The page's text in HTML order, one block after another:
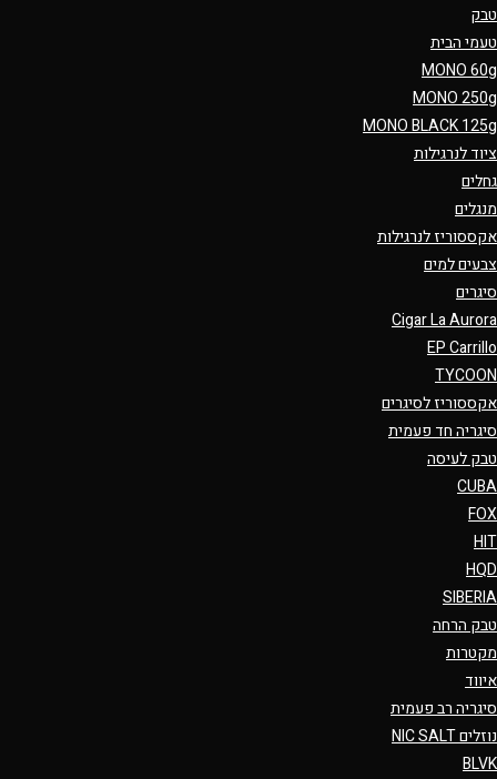
טבק
טעמי הבית
MONO 60g
MONO 250g
MONO BLACK 125g
ציוד לנרגילות
גחלים
מנגלים
אקססוריז לנרגילות
צבעים למים
סיגרים
Cigar La Aurora
EP Carrillo
TYCOON
אקססוריז לסיגרים
סיגריה חד פעמית
טבק לעיסה
CUBA
FOX
HIT
HQD
SIBERIA
טבק הרחה
מקטרות
איווד
סיגריה רב פעמית
נוזלים NIC SALT
BLVK